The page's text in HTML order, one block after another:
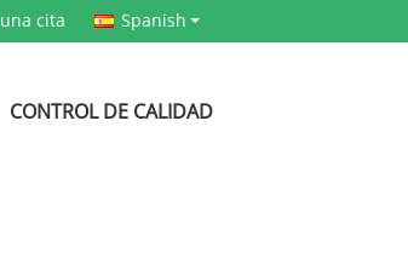
cita Spanish
CONTROL DE CALIDAD